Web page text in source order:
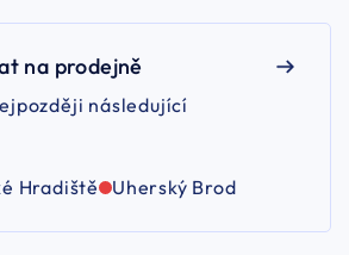
na prodejně
následující
Hradiště Uherský Brod